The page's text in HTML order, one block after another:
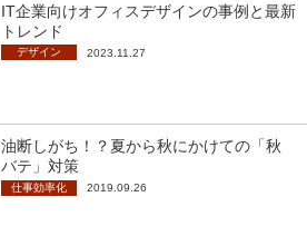
IT企業向けオフィスデザインの事例と最新
トレンド
デザイン 2023.11.27
油断しがち！？夏から秋にかけての「秋
バテ」対策
仕事効率化 2019.09.26